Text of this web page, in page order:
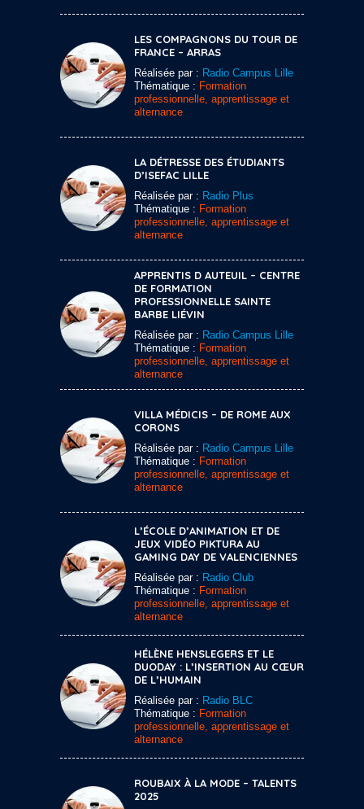
LES COMPAGNONS DU TOUR DE
FRANCE – ARRAS
Réalisée par : Radio Campus Lille
Thématique : Formation
professionnelle, apprentissage et
alternance
LA DÉTRESSE DES ÉTUDIANTS
D’ISEFAC LILLE
Réalisée par : Radio Plus
Thématique : Formation
professionnelle, apprentissage et
alternance
APPRENTIS D AUTEUIL – CENTRE
DE FORMATION
PROFESSIONNELLE SAINTE
BARBE LIÉVIN
Réalisée par : Radio Campus Lille
Thématique : Formation
professionnelle, apprentissage et
alternance
VILLA MÉDICIS – DE ROME AUX
CORONS
Réalisée par : Radio Campus Lille
Thématique : Formation
professionnelle, apprentissage et
alternance
L’ÉCOLE D’ANIMATION ET DE
JEUX VIDÉO PIKTURA AU
GAMING DAY DE VALENCIENNES
Réalisée par : Radio Club
Thématique : Formation
professionnelle, apprentissage et
alternance
HÉLÈNE HENSLEGERS ET LE
DUODAY : L’INSERTION AU CŒUR
DE L’HUMAIN
Réalisée par : Radio BLC
Thématique : Formation
professionnelle, apprentissage et
alternance
ROUBAIX À LA MODE – TALENTS
2025